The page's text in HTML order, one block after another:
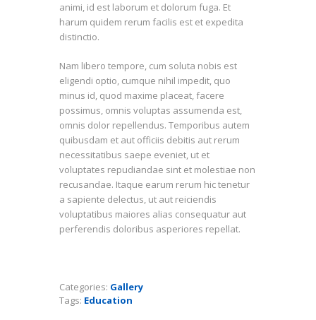
animi, id est laborum et dolorum fuga. Et
harum quidem rerum facilis est et expedita
distinctio.
Nam libero tempore, cum soluta nobis est
eligendi optio, cumque nihil impedit, quo
minus id, quod maxime placeat, facere
possimus, omnis voluptas assumenda est,
omnis dolor repellendus. Temporibus autem
quibusdam et aut officiis debitis aut rerum
necessitatibus saepe eveniet, ut et
voluptates repudiandae sint et molestiae non
recusandae. Itaque earum rerum hic tenetur
a sapiente delectus, ut aut reiciendis
voluptatibus maiores alias consequatur aut
perferendis doloribus asperiores repellat.
Categories: Gallery
Tags: Education